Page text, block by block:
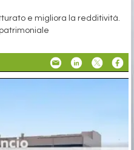
e migliora la redditività.